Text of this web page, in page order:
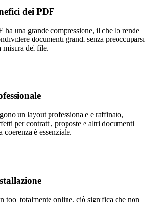
dei PDF
ha una grande compressione, il che lo rende
documenti grandi senza preoccuparsi
misura del file.
un layout professionale e raffinato,
per contratti, proposte e altri documenti
coerenza è essenziale.
tool totalmente online, ciò significa che non